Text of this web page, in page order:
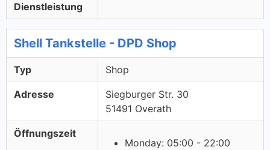
Dienstleistung
Shell Tankstelle - DPD Shop
Typ Shop
Adresse
Siegburger Str. 30
51491 Overath
Öffnungszeit
Monday: 05:00 - 22:00